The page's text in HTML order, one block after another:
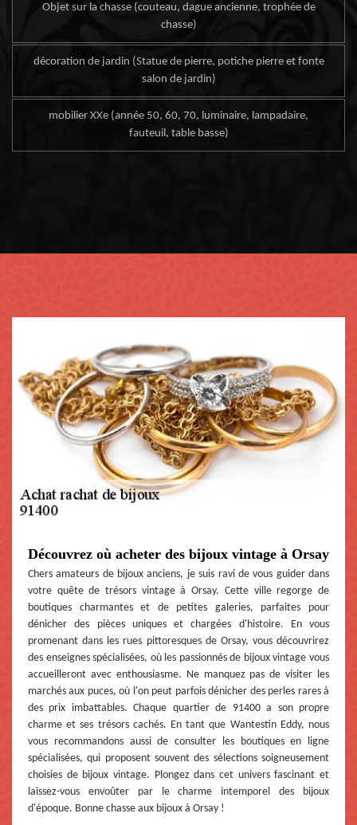
Objet sur la chasse (couteau, dague ancienne, trophée de
chasse)
décoration de jardin (Statue de pierre, potiche pierre et fonte
salon de jardin)
mobilier XXe (année 50, 60, 70, luminaire, lampadaire,
fauteuil, table basse)
Découvrez où acheter des bijoux vintage à Orsay
Chers amateurs de bijoux anciens, je suis ravi de vous guider dans
votre quête de trésors vintage à Orsay. Cette ville regorge de
boutiques charmantes et de petites galeries, parfaites pour
dénicher des pièces uniques et chargées d'histoire. En vous
promenant dans les rues pittoresques de Orsay, vous découvrirez
des enseignes spécialisées, où les passionnés de bijoux vintage vous
accueilleront avec enthousiasme. Ne manquez pas de visiter les
marchés aux puces, où l'on peut parfois dénicher des perles rares à
des prix imbattables. Chaque quartier de 91400 a son propre
charme et ses trésors cachés. En tant que Wantestin Eddy, nous
vous recommandons aussi de consulter les boutiques en ligne
spécialisées, qui proposent souvent des sélections soigneusement
choisies de bijoux vintage. Plongez dans cet univers fascinant et
laissez-vous envoûter par le charme intemporel des bijoux
d'époque. Bonne chasse aux bijoux à Orsay !